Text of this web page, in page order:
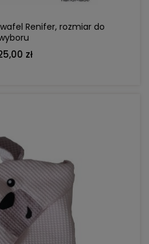
Renifer, rozmiar do
zł
KOSZYKA